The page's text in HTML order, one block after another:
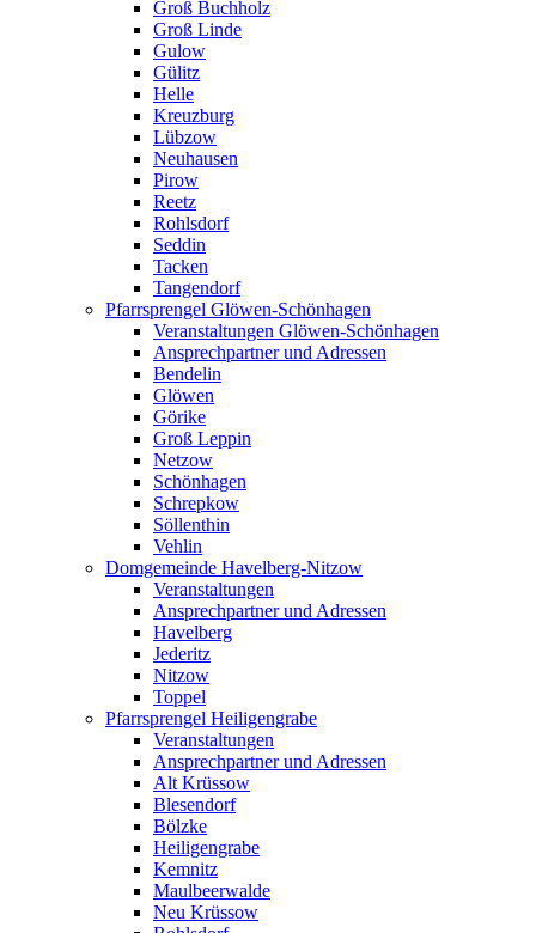
Groß Buchholz
Groß Linde
Gulow
Gülitz
Helle
Kreuzburg
Lübzow
Neuhausen
Pirow
Reetz
Rohlsdorf
Seddin
Tacken
Tangendorf
Pfarrsprengel Glöwen-Schönhagen
Veranstaltungen Glöwen-Schönhagen
Ansprechpartner und Adressen
Bendelin
Glöwen
Görike
Groß Leppin
Netzow
Schönhagen
Schrepkow
Söllenthin
Vehlin
Domgemeinde Havelberg-Nitzow
Veranstaltungen
Ansprechpartner und Adressen
Havelberg
Jederitz
Nitzow
Toppel
Pfarrsprengel Heiligengrabe
Veranstaltungen
Ansprechpartner und Adressen
Alt Krüssow
Blesendorf
Bölzke
Heiligengrabe
Kemnitz
Maulbeerwalde
Neu Krüssow